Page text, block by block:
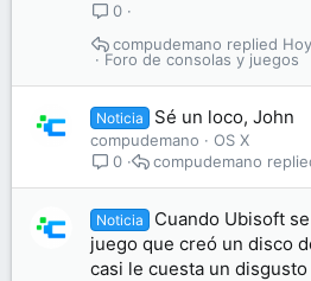
0
Foro de consolas y juegos
compudemano
Noticia Sé un loco, John
compudemano
OS X
0
compudemano
Noticia
Cuando Ubisoft
juego que creó un disco
casi le cuesta un